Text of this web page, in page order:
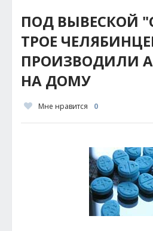
ПОД ВЫВЕСКОЙ
ТРОЕ
ПРОИЗВОДИЛИ
НА ДОМУ
Мне нравится 0